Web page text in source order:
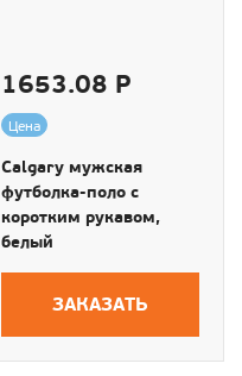
1653.08 Р
Цена
Calgary мужская
футболка-поло с
коротким рукавом,
белый
ЗАКАЗАТЬ